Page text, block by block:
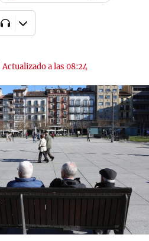
|Actualizado a las 08:24